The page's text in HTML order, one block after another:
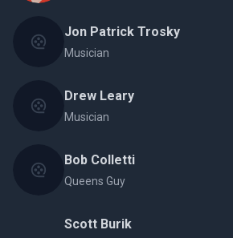
Jon Patrick Trosky
Musician
Drew Leary
Musician
Bob Colletti
Queens Guy
Scott Burik